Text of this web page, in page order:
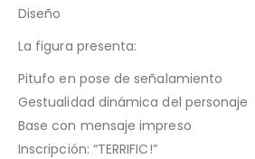
Diseño
La figura presenta:
Pitufo en pose de señalamiento
Gestualidad dinámica del personaje
Base con mensaje impreso
Inscripción: “TERRIFIC!”